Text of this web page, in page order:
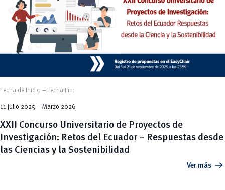
Fecha de Inicio – Fecha Fin:
11 julio 2025 – Marzo 2026
XXII Concurso Universitario de Proyectos de
Investigación: Retos del Ecuador – Respuestas desde
las Ciencias y la Sostenibilidad
Ver más arrow_right_alt